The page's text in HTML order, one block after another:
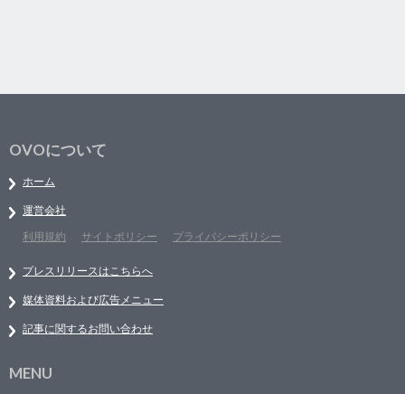
OVOについて
ホーム
運営会社
利用規約
サイトポリシー プライバシーポリシー
プレスリリースはこちらへ
媒体資料および広告メニュー
記事に関するお問い合わせ
MENU